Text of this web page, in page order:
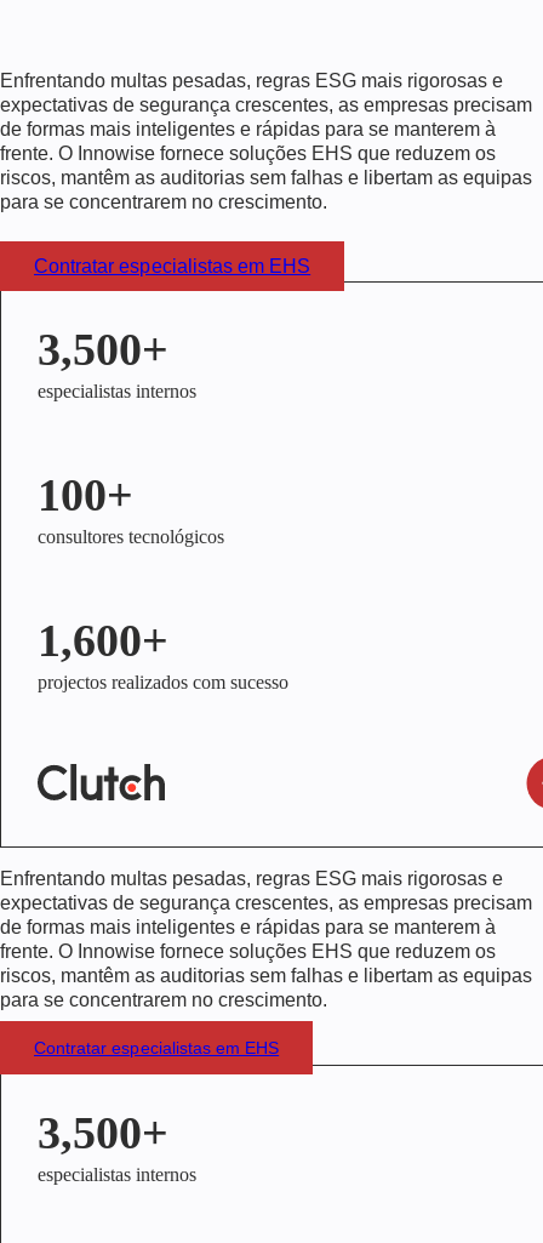
Enfrentando multas pesadas, regras ESG mais rigorosas e
expectativas de segurança crescentes, as empresas precisam
de formas mais inteligentes e rápidas para se manterem à
frente. O Innowise fornece soluções EHS que reduzem os
riscos, mantêm as auditorias sem falhas e libertam as equipas
para se concentrarem no crescimento.
Contratar especialistas em EHS
3,500+
especialistas internos
100+
consultores tecnológicos
1,600+
projectos realizados com sucesso
Enfrentando multas pesadas, regras ESG mais rigorosas e
expectativas de segurança crescentes, as empresas precisam
de formas mais inteligentes e rápidas para se manterem à
frente. O Innowise fornece soluções EHS que reduzem os
riscos, mantêm as auditorias sem falhas e libertam as equipas
para se concentrarem no crescimento.
Contratar especialistas em EHS
3,500+
especialistas internos